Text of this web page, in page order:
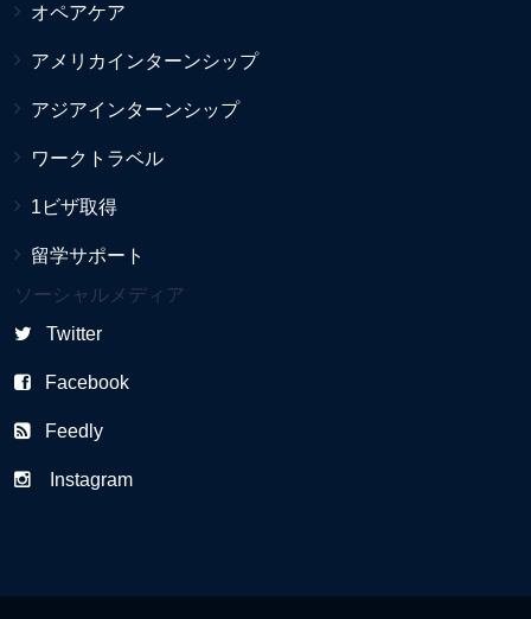
オペアケア
アメリカインターンシップ
アジアインターンシップ
ワークトラベル
1ビザ取得
留学サポート
ソーシャルメディア
Twitter
Facebook
Feedly
Instagram